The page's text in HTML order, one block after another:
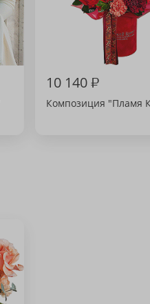
10 140₽
Композиция "Пламя